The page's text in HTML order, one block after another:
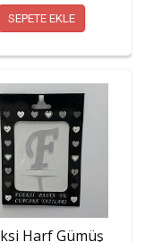
SEPETE EKLE
Harf Gümüş